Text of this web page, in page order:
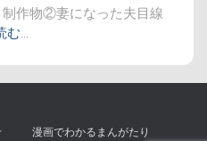
作物②妻になった夫目線
む…
漫画でわかるまんがたり